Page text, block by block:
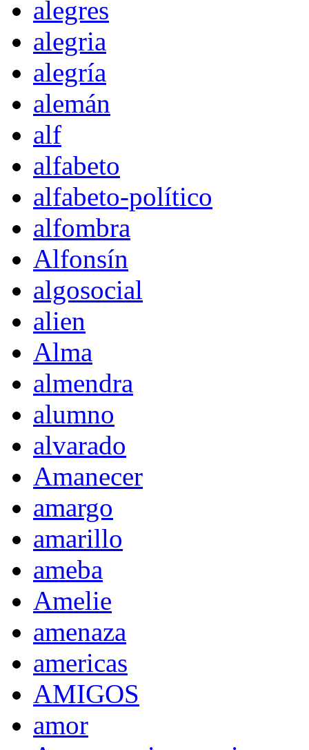
alegres
alegria
alegría
alemán
alf
alfabeto
alfabeto-político
alfombra
Alfonsín
algosocial
alien
Alma
almendra
alumno
alvarado
Amanecer
amargo
amarillo
ameba
Amelie
amenaza
americas
AMIGOS
amor